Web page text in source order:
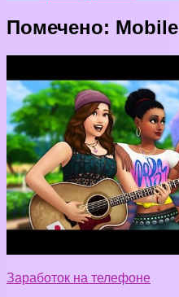
Помечено: Mobile
Заработок на телефоне